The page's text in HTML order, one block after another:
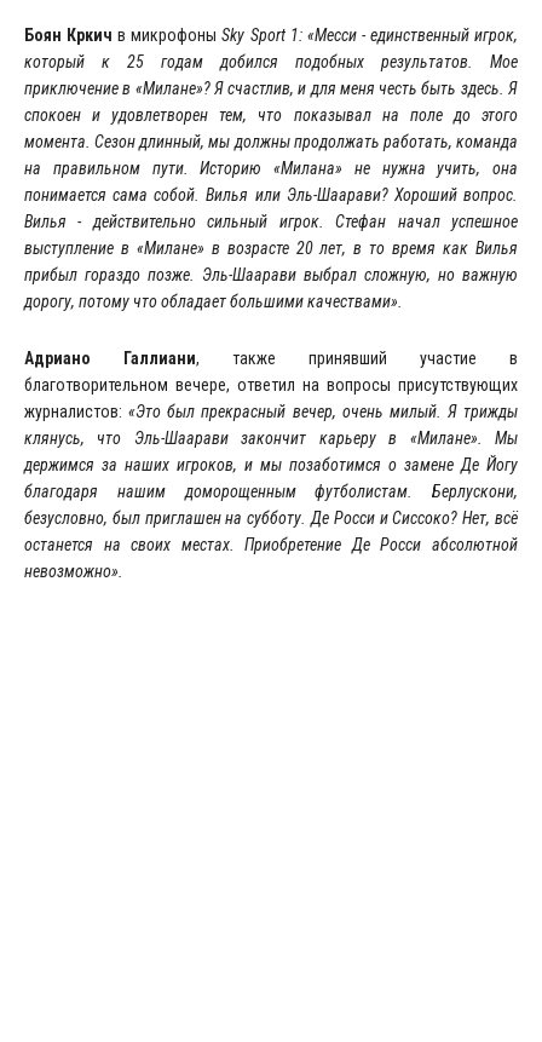
Боян Кркич в микрофоныSky Sport 1: «Месси - единственный игрок,
который к 25 годам добился подобных результатов. Мое
приключение в «Милане»? Я счастлив, и для меня честь быть здесь. Я
спокоен и удовлетворен тем, что показывал на поле до этого
момента. Сезон длинный, мы должны продолжать работать, команда
на правильном пути. Историю «Милана» не нужна учить, она
понимается сама собой. Вилья или Эль-Шаарави? Хороший вопрос.
Вилья - действительно сильный игрок. Стефан начал успешное
выступление в «Милане» в возрасте 20 лет, в то время как Вилья
прибыл гораздо позже. Эль-Шаарави выбрал сложную, но важную
дорогу, потому что обладает большими качествами».
Адриано Галлиани, также принявший участие в
благотворительном вечере, ответил на вопросы присутствующих
журналистов:«Это был прекрасный вечер, очень милый. Я трижды
клянусь, что Эль-Шаарави закончит карьеру в «Милане». Мы
держимся за наших игроков, и мы позаботимся о замене Де Йогу
благодаря нашим доморощенным футболистам. Берлускони,
безусловно, был приглашен на субботу. Де Росси и Сиссоко? Нет, всё
останется на своих местах. Приобретение Де Росси абсолютной
невозможно».